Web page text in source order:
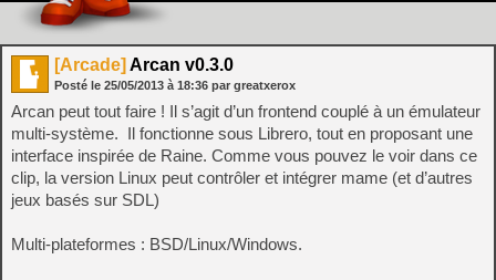
[Arcade] Arcan v0.3.0
Posté le 25/05/2013 à 18:36 par greatxerox
Arcan peut tout faire ! Il s’agit d’un frontend couplé à un émulateur
multi-système. Il fonctionne sous Librero, tout en proposant une
interface inspirée de Raine. Comme vous pouvez le voir dans ce
clip, la version Linux peut contrôler et intégrer mame (et d’autres
jeux basés sur SDL)
Multi-plateformes : BSD/Linux/Windows.